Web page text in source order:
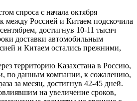
спроса с начала октября
между Россией и Китаем подскочила
достигнув 10-11 тысяч
доставки автомобильным
и Китаем остались прежними,
территорию Казахстана в Россию,
по данным компании, к сожалению,
за месяц, достигнув 42-45 дней.
на увеличение сроков,